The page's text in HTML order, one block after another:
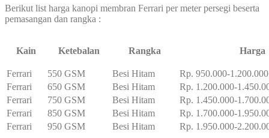
Berikut list harga kanopi membran Ferrari per meter persegi beserta
pemasangan dan rangka :
Kain Ketebalan Rangka Harga
Ferrari 550 GSM Besi Hitam
Rp. 950.000-1.200.000
Ferrari
650 GSM Besi Hitam
Rp. 1.200.000-
Ferrari
750 GSM Besi Hitam
Rp. 1.450.000-
Ferrari
850 GSM Besi Hitam
Rp. 1.700.000-
Ferrari
950 GSM Besi Hitam Rp. 1.950.000-